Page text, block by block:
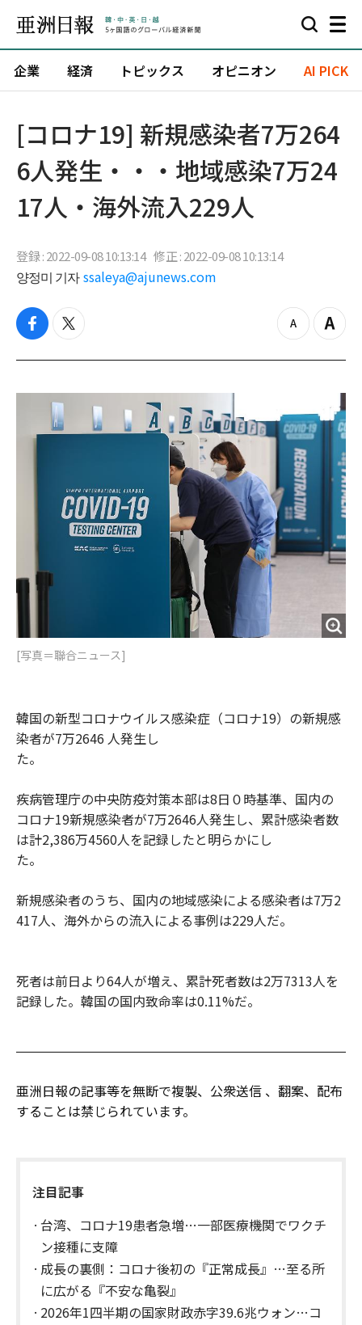
企業 経済 トピックス オピニオン AI PICK
[コロナ19] 新規感染者7万264
6人発生・・・地域感染7万24
17人・海外流入229人
登録 : 2022-09-08 10:13:14 修正 : 2022-09-08 10:13:14
양정미 기자 ssaleya@ajunews.com
f
c
b
k
t
i
t
z
o
t
Z
o
n
[写真＝聯合ニュース]
韓国の新型コロナウイルス感染症（コロナ19）の新規感
染者が7万2646 人発生し
た。
疾病管理庁の中央防疫対策本部は8日０時基準、国内の
コロナ19新規感染者が7万2646人発生し、累計感染者数
は計2,386万4560人を記録したと明らかにし
た。
新規感染者のうち、国内の地域感染による感染者は7万2
417人、海外からの流入による事例は229人だ。
死者は前日より64人が増え、累計死者数は2万7313人を
記録した。韓国の国内致命率は0.11%だ。
亜洲日報の記事等を無断で複製、公衆送信 、翻案、配布
することは禁じられています。
注目記事
台湾、コロナ19患者急増…一部医療機関でワクチ
ン接種に支障
成長の裏側：コロナ後初の『正常成長』…至る所
に広がる『不安な亀裂』
2026年1四半期の国家財政赤字39.6兆ウォン…コ